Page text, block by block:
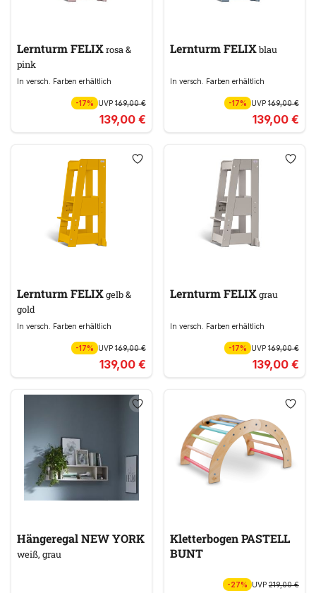
Lernturm FELIXrosa &
pink
In versch. Farben erhältlich
-17% UVP 169,00 €
139,00 €
Lernturm FELIXblau
In versch. Farben erhältlich
-17% UVP169,00 €
139,00 €
Lernturm FELIXgelb &
gold
In versch. Farben erhältlich
-17% UVP 169,00 €
139,00 €
Lernturm FELIXgrau
In versch. Farben erhältlich
-17% UVP169,00 €
139,00 €
Hängeregal NEW YORK
weiß, grau
Kletterbogen PASTELL
BUNT
-27% UVP219,00 €